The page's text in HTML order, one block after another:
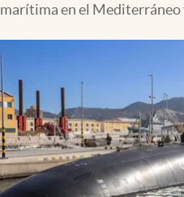
marítima en el Mediterráneo